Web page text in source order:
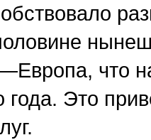
что
Это